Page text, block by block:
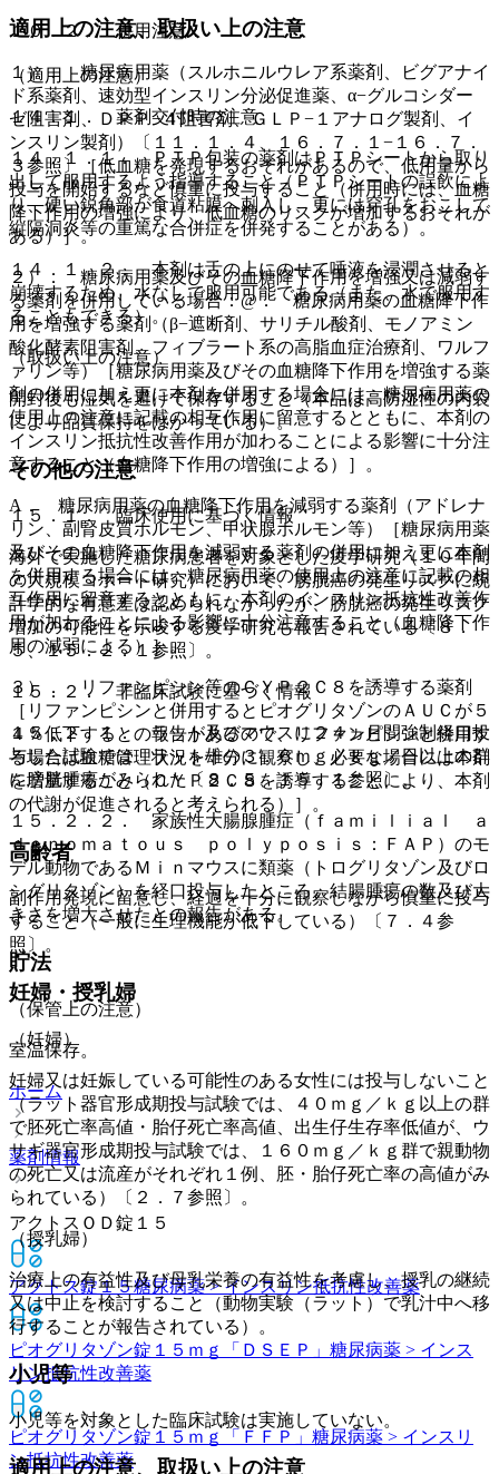
適用上の注意、取扱い上の注意
（適用上の注意）
１４．１． 薬剤交付時の注意
１４．１．１． ＰＴＰ包装の薬剤はＰＴＰシートから取り
出して服用するよう指導すること（ＰＴＰシートの誤飲によ
り、硬い鋭角部が食道粘膜へ刺入し、更には穿孔をおこして
縦隔洞炎等の重篤な合併症を併発することがある）。
１４．１．２． 本剤は舌の上にのせて唾液を浸潤させると
崩壊するため、水なしで服用可能である（また、水で服用す
ることもできる）。
（取扱い上の注意）
開封後も湿気を避けて保存すること（本品は高防湿性の内袋
により品質保持をはかっている）。
その他の注意
１５．１． 臨床使用に基づく情報
海外で実施した糖尿病患者を対象とした疫学研究（１０年間
の大規模コホート研究）において、膀胱癌の発生リスクに統
計学的な有意差は認められなかったが、膀胱癌の発生リスク
増加の可能性を示唆する疫学研究も報告されている〔８．
５、１５．２．１参照〕。
１５．２． 非臨床試験に基づく情報
１５．２．１． ラット及びマウスに２４ヵ月間強制経口投
与した試験では、ラット雄の３．６ｍｇ／ｋｇ／日以上の群
に膀胱腫瘍がみられた〔８．５、１５．１参照〕。
１５．２．２． 家族性大腸腺腫症（ｆａｍｉｌｉａｌ ａ
ｄｅｎｏｍａｔｏｕｓ ｐｏｌｙｐｏｓｉｓ：ＦＡＰ）のモ
デル動物であるＭｉｎマウスに類薬（トログリタゾン及びロ
シグリタゾン）を経口投与したところ、結腸腫瘍の数及び大
きさを増大させたとの報告がある。
貯法
（保管上の注意）
室温保存。
ホーム
薬剤情報
アクトスＯＤ錠１５
アクトス錠１５糖尿病薬 > インスリン抵抗性改善薬
ピオグリタゾン錠１５ｍｇ「ＤＳＥＰ」 糖尿病薬 > インス
リン抵抗性改善薬
ピオグリタゾン錠１５ｍｇ「ＦＦＰ」 糖尿病薬 > インスリ
ン抵抗性改善薬
１０．２． 併用注意：
１）． 糖尿病用薬（スルホニルウレア系薬剤、ビグアナイ
ド系薬剤、速効型インスリン分泌促進薬、α−グルコシダー
ゼ阻害剤、ＤＰＰ−４阻害剤、ＧＬＰ−１アナログ製剤、イ
ンスリン製剤）〔１１．１．４、１６．７．１−１６．７．
３参照〕［低血糖を発現するおそれがあるので、低用量から
投与を開始するなど慎重に投与すること（併用時には、血糖
降下作用の増強により、低血糖のリスクが増加するおそれが
ある）］。
２）． 糖尿病用薬及びその血糖降下作用を増強又は減弱す
る薬剤を併用している場合：@． 糖尿病用薬の血糖降下作
用を増強する薬剤（β−遮断剤、サリチル酸剤、モノアミン
酸化酵素阻害剤、フィブラート系の高脂血症治療剤、ワルフ
ァリン等）［糖尿病用薬及びその血糖降下作用を増強する薬
剤の併用に加え更に本剤を併用する場合には、糖尿病用薬の
使用上の注意に記載の相互作用に留意するとともに、本剤の
インスリン抵抗性改善作用が加わることによる影響に十分注
意すること（血糖降下作用の増強による）］。
A． 糖尿病用薬の血糖降下作用を減弱する薬剤（アドレナ
リン、副腎皮質ホルモン、甲状腺ホルモン等）［糖尿病用薬
及びその血糖降下作用を減弱する薬剤の併用に加え更に本剤
を併用する場合には、糖尿病用薬の使用上の注意に記載の相
互作用に留意するとともに、本剤のインスリン抵抗性改善作
用が加わることによる影響に十分注意すること（血糖降下作
用の減弱による）］。
３）． リファンピシン等のＣＹＰ２Ｃ８を誘導する薬剤
［リファンピシンと併用するとピオグリタゾンのＡＵＣが５
４％低下するとの報告があるので、リファンピシンと併用す
る場合は血糖管理状況を十分に観察し、必要な場合には本剤
を増量すること（ＣＹＰ２Ｃ８を誘導することにより、本剤
の代謝が促進されると考えられる）］。
高齢者
副作用発現に留意し、経過を十分に観察しながら慎重に投与
すること（一般に生理機能が低下している）〔７．４参
照〕。
妊婦・授乳婦
（妊婦）
妊婦又は妊娠している可能性のある女性には投与しないこと
（ラット器官形成期投与試験では、４０ｍｇ／ｋｇ以上の群
で胚死亡率高値・胎仔死亡率高値、出生仔生存率低値が、ウ
サギ器官形成期投与試験では、１６０ｍｇ／ｋｇ群で親動物
の死亡又は流産がそれぞれ１例、胚・胎仔死亡率の高値がみ
られている）〔２．７参照〕。
（授乳婦）
治療上の有益性及び母乳栄養の有益性を考慮し、授乳の継続
又は中止を検討すること（動物実験（ラット）で乳汁中へ移
行することが報告されている）。
小児等
小児等を対象とした臨床試験は実施していない。
適用上の注意、取扱い上の注意